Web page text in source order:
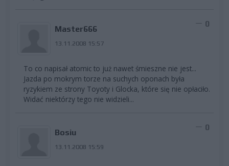
Master666
13.11.2008 15:57
0
To co napisał atomic to już nawet śmieszne nie jest...
Jazda po mokrym torze na suchych oponach była
ryzykiem ze strony Toyoty i Glocka, które się nie opłaciło.
Widać niektórzy tego nie widzieli...
Bosiu
13.11.2008 15:59
0